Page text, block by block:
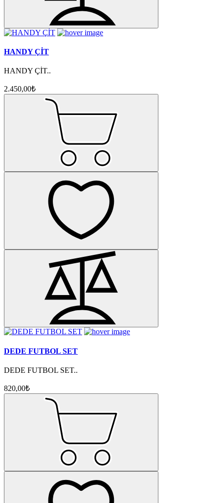
HANDY ÇİT
HANDY ÇİT..
2.450,00₺
DEDE FUTBOL SET
DEDE FUTBOL SET..
820,00₺